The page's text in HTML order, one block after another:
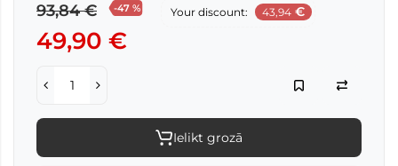
93,84 € -47 % Your discount: 43,94 €
49,90 €
Ielikt grozā